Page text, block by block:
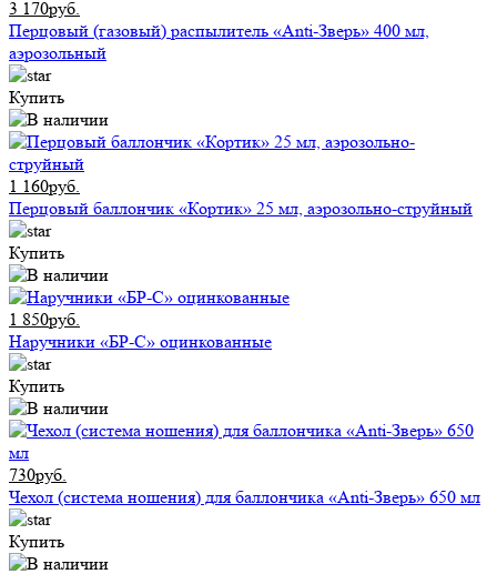
3 170руб.
Перцовый (газовый) распылитель «Anti-Зверь» 400 мл,
аэрозольный
Купить
1 160руб.
Перцовый баллончик «Кортик» 25 мл, аэрозольно-струйный
Купить
1 850руб.
Наручники «БР-С» оцинкованные
Купить
730руб.
Чехол (система ношения) для баллончика «Anti-Зверь» 650 мл
Купить